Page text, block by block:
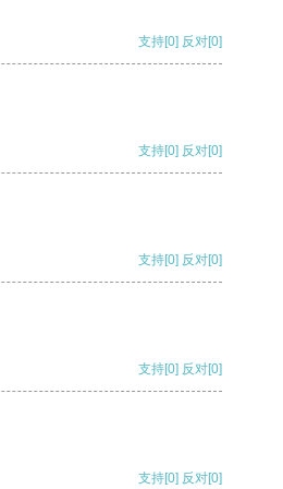
支持[0] 反对[0]
支持[0] 反对[0]
支持[0] 反对[0]
支持[0] 反对[0]
支持[0] 反对[0]